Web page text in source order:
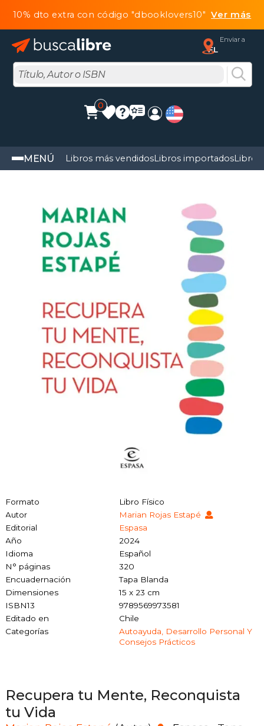
10% dto extra con código "dbooklovers10"Ver más
Enviar a
FL
0
MENÚ Libros más vendidosLibros importadosLibros
Formato
Libro Físico
Autor
Marian Rojas Estapé
Editorial
Espasa
Año
2024
Idioma
Español
N° páginas
320
Encuadernación
Tapa Blanda
Dimensiones
15 x 23 cm
ISBN13
9789569973581
Editado en
Chile
Categorías
Autoayuda, Desarrollo Personal Y
Consejos Prácticos
Recupera tu Mente, Reconquista
tu Vida